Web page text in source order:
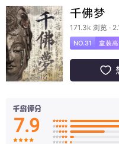
千佛梦
171.3k 浏览 ·
NO.31 盒装

7.9 



